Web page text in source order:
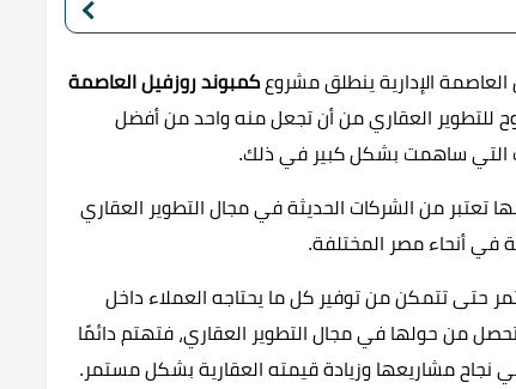
الإدارية ينطلق مشروع كمبوند روزفيل العاصمة
للتطوير العقاري من أن تجعل منه واحد من أفضل
التي ساهمت بشكل كبير في ذلك.
تعتبر من الشركات الحديثة في مجال التطوير العقاري
في أنحاء مصر المختلفة.
حتى تتمكن من توفير كل ما يحتاجه العملاء داخل
من حولها في مجال التطوير العقاري، فتهتم دائمًا
نجاح مشاريعها وزيادة قيمته العقارية بشكل مستمر.